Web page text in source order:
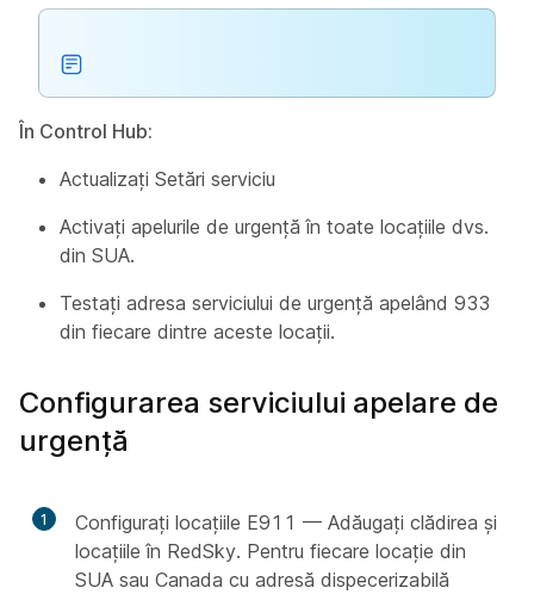
În Control Hub:
Actualizați Setări serviciu
Activați apelurile de urgență în toate locațiile dvs.
din SUA.
Testați adresa serviciului de urgență apelând 933
din fiecare dintre aceste locații.
Configurarea serviciului apelare de
urgență
1
Configurați locațiile E911 — Adăugați clădirea și
locațiile în RedSky. Pentru fiecare locație din
SUA sau Canada cu adresă dispecerizabilă